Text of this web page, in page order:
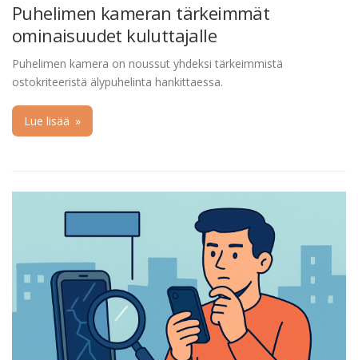
Puhelimen kameran tärkeimmät
ominaisuudet kuluttajalle
Puhelimen kamera on noussut yhdeksi tärkeimmistä
ostokriteeristä älypuhelinta hankittaessa.
Lue lisää »